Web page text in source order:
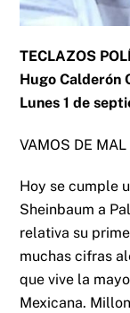
TECLAZOS
Hugo Calderón
Lunes 1 de
VAMOS DE
Hoy se cumple
Sheinbaum a
relativa su
muchas cifras
que vive la
Mexicana.